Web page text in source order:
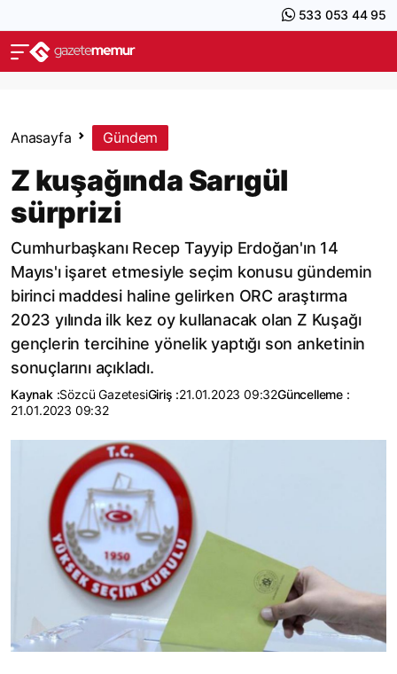
533 053 44 95
Anasayfa Gündem
Z kuşağında Sarıgül
sürprizi
Cumhurbaşkanı Recep Tayyip Erdoğan'ın 14
Mayıs'ı işaret etmesiyle seçim konusu gündemin
birinci maddesi haline gelirken ORC araştırma
2023 yılında ilk kez oy kullanacak olan Z Kuşağı
gençlerin tercihine yönelik yaptığı son anketinin
sonuçlarını açıkladı.
Kaynak :Sözcü GazetesiGiriş :21.01.2023 09:32Güncelleme :
21.01.2023 09:32